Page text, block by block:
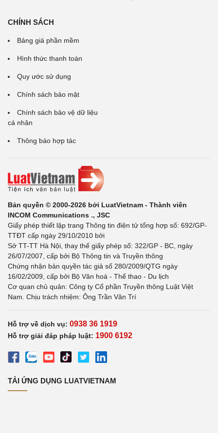
CHÍNH SÁCH
Bảng giá phần mềm
Hình thức thanh toán
Quy ước sử dụng
Chính sách bảo mật
Chính sách bảo vệ dữ liệu
cá nhân
Thông báo hợp tác
Bản quyền © 2000-2026 bởi LuatVietnam - Thành viên
INCOM Communications ., JSC
Giấy phép thiết lập trang Thông tin điện tử tổng hợp số: 692/GP-
TTĐT cấp ngày 29/10/2010 bởi
Sở TT-TT Hà Nội, thay thế giấy phép số: 322/GP - BC, ngày
26/07/2007, cấp bởi Bộ Thông tin và Truyền thông
Chứng nhận bản quyền tác giả số 280/2009/QTG ngày
16/02/2009, cấp bởi Bộ Văn hoá - Thể thao - Du lịch
Cơ quan chủ quản: Công ty Cổ phần Truyền thông Luật Việt
Nam. Chịu trách nhiệm: Ông Trần Văn Trí
Hỗ trợ về dịch vụ: 0938 36 1919
Hỗ trợ giải đáp pháp luật: 1900 6192
TẢI ỨNG DỤNG LUATVIETNAM